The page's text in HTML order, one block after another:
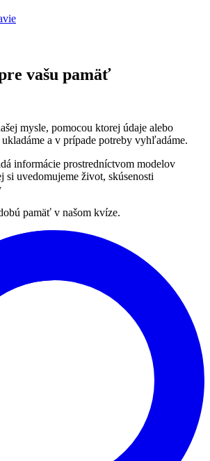
vašu pamäť
mysle, pomocou ktorej údaje alebo
a v prípade potreby vyhľadáme.
informácie prostredníctvom modelov
si uvedomujeme život, skúsenosti
pamäť v našom kvíze.